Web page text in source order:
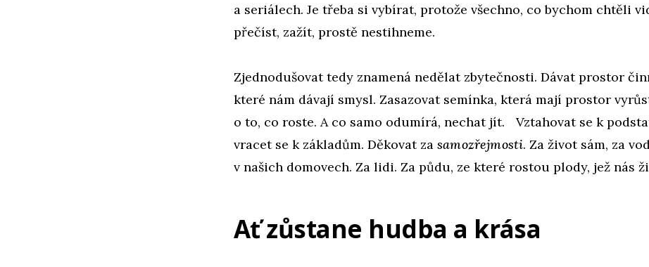
a seriálech. Je třeba si vybírat, protože všechno, co bychom chtěli
přečíst, zažít, prostě nestihneme.
Zjednodušovat tedy znamená nedělat zbytečnosti. Dávat prostor
které nám dávají smysl. Zasazovat semínka, která mají prostor
o to, co roste. A co samo odumírá, nechat jít. Vztahovat se k
vracet se k základům. Děkovat za samozřejmosti. Za život sám, za
v našich domovech. Za lidi. Za půdu, ze které rostou plody, jež nás
Ať zůstane hudba a krása